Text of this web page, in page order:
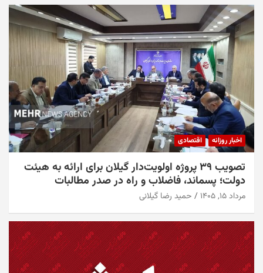
اخبار روزانه اقتصادی
تصویب ۳۹ پروژه اولویت‌دار گیلان برای ارائه به هیئت
دولت؛ پسماند، فاضلاب و راه در صدر مطالبات
مرداد ۱۵, ۱۴۰۵ حمید رضا گیلانی